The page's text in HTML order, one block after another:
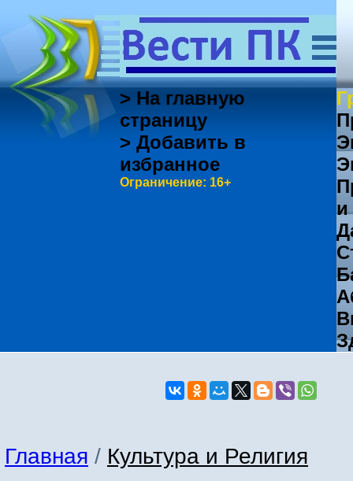
> На главную
страницу
> Добавить в
избранное
Ограничение: 16+
Главная / Культура и Религия